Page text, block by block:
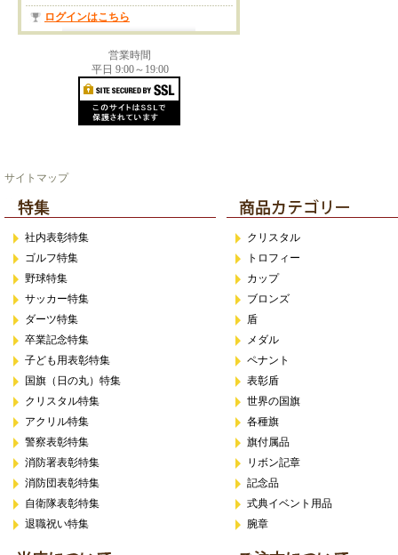
ログインはこちら
営業時間
平日 9:00～19:00
サイトマップ
社内表彰特集
ゴルフ特集
野球特集
サッカー特集
ダーツ特集
卒業記念特集
子ども用表彰特集
国旗（日の丸）特集
クリスタル特集
アクリル特集
警察表彰特集
消防署表彰特集
消防団表彰特集
自衛隊表彰特集
退職祝い特集
クリスタル
トロフィー
カップ
ブロンズ
盾
メダル
ペナント
表彰盾
世界の国旗
各種旗
旗付属品
リボン記章
記念品
式典イベント用品
腕章